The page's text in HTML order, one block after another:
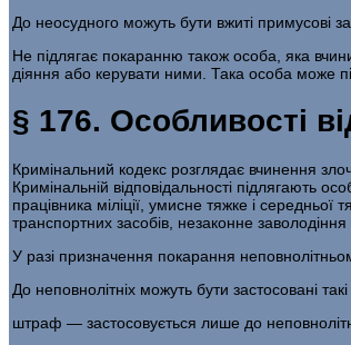
До неосудного можуть бути вжиті примусові
Не підлягає покаранню також особа, яка
діяння або керувати ними. Така особа може
§ 176. Особливості
Кримінальний кодекс розглядає вчинення
Кримінальній відповідальності підля­гають
працівника міліції, умис­не тяжке і
транс­портних засобів, незаконне
У разі призначення покарання
До неповнолітніх можуть бути застосовані
штраф — застосовується лише до